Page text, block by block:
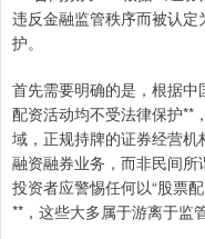
违反金融监管秩序而被认
护。
首先需要明确的是，根据
配资活动均不受法律保护**
域，正规持牌的证券经营
融资融券业务，而非民间所
投资者应警惕任何以“股票
**，这些大多属于游离于监